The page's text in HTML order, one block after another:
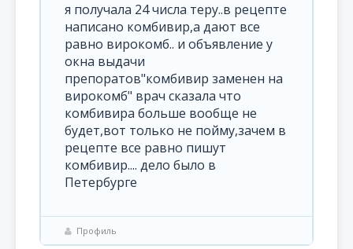
я получала 24 числа теру..в рецепте
написано комбивир,а дают все
равно вирокомб.. и объявление у
окна выдачи
препоратов"комбивир заменен на
вирокомб" врач сказала что
комбивира больше вообще не
будет,вот только не пойму,зачем в
рецепте все равно пишут
комбивир.... дело было в
Петербурге
Профиль